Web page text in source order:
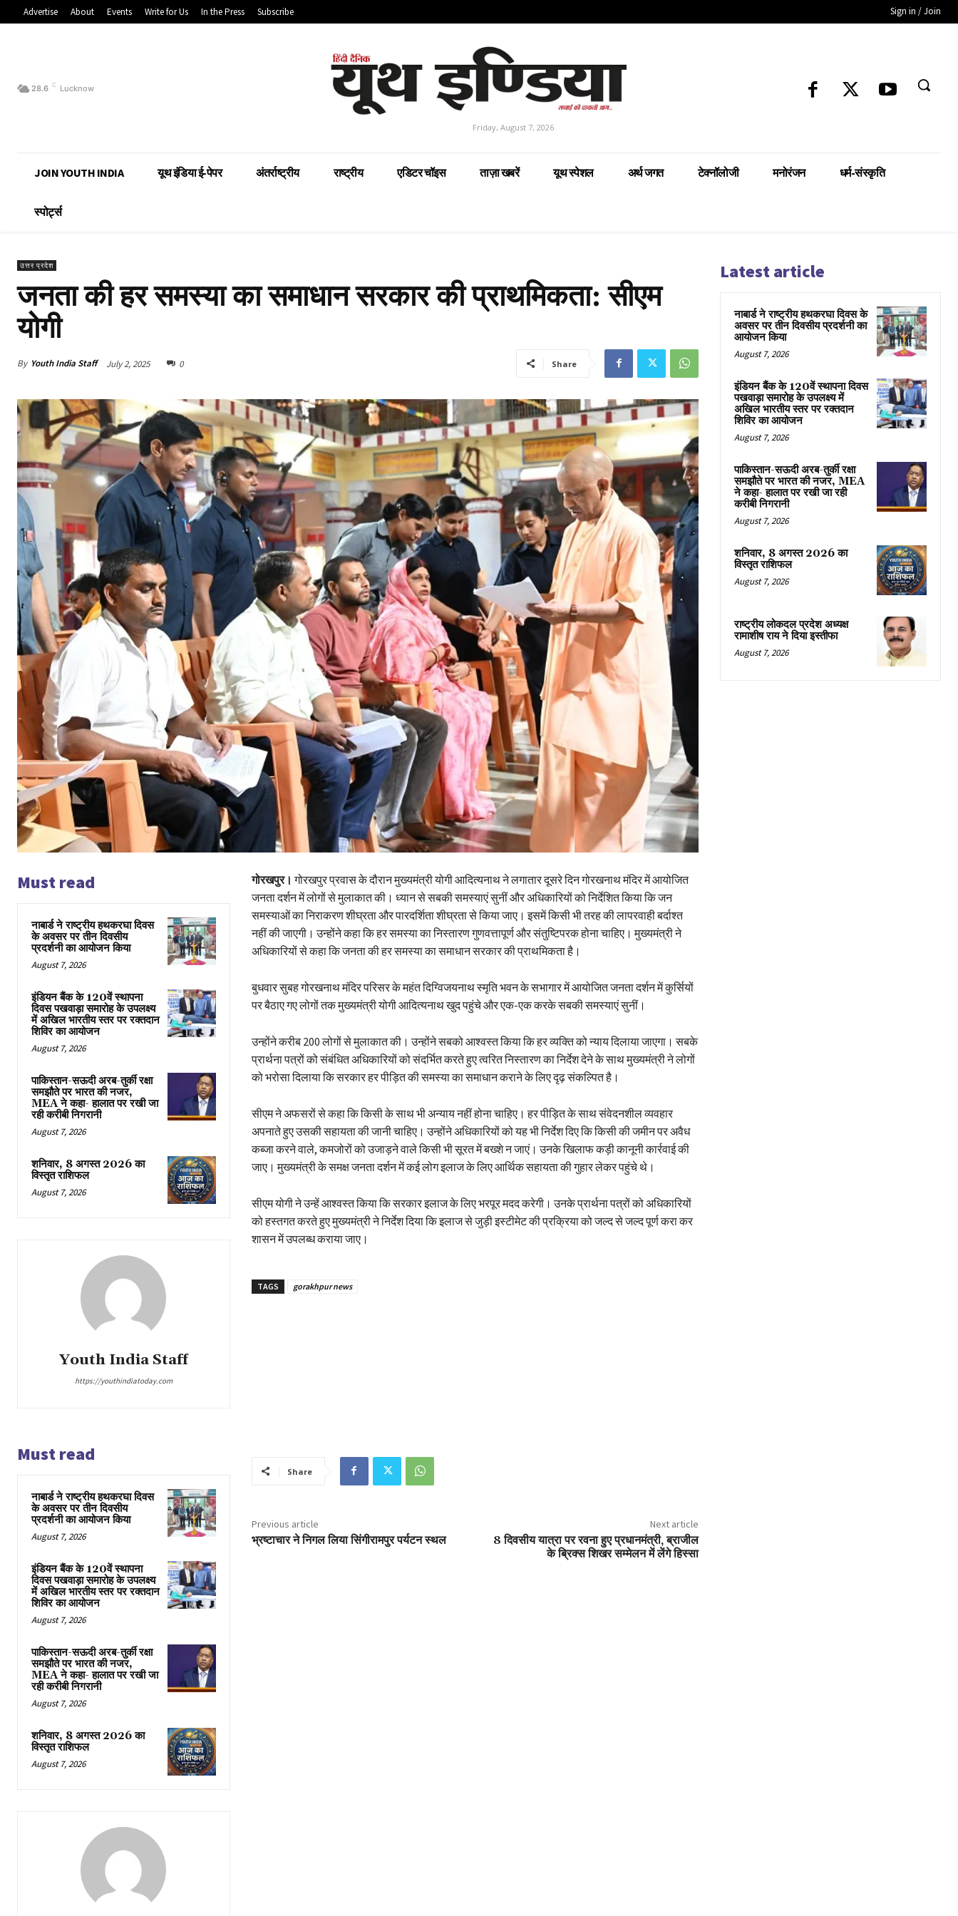
Advertise About Events Write for Us In the Press Subscribe Sign in / Join
28.6 C Lucknow
Friday, August 7, 2026
JOIN YOUTH INDIA यूथ इंडिया ई-पेपर अंतर्राष्ट्रीय राष्ट्रीय एडिटर चॉइस ताज़ा खबरें यूथ स्पेशल अर्थ जगत टेक्नॉलोजी मनोरंजन धर्म-संस्कृति
स्पोर्ट्स
उत्तर प्रदेश
जनता की हर समस्या का समाधान सरकार की प्राथमिकता: सीएम
योगी
By Youth India Staff July 2, 2025 0 Share
Must read
नाबार्ड ने राष्ट्रीय हथकरघा दिवस
के अवसर पर तीन दिवसीय
प्रदर्शनी का आयोजन किया
August 7, 2026
इंडियन बैंक के 120वें स्थापना
दिवस पखवाड़ा समारोह के उपलक्ष्य
में अखिल भारतीय स्तर पर रक्तदान
शिविर का आयोजन
August 7, 2026
पाकिस्तान-सऊदी अरब-तुर्की रक्षा
समझौते पर भारत की नजर,
MEA ने कहा- हालात पर रखी जा
रही करीबी निगरानी
August 7, 2026
शनिवार, 8 अगस्त 2026 का
विस्तृत राशिफल
August 7, 2026
Youth India Staff
https://youthindiatoday.com
गोरखपुर। गोरखपुर प्रवास के दौरान मुख्यमंत्री योगी आदित्यनाथ ने लगातार दूसरे दिन गोरखनाथ मंदिर में आयोजित
जनता दर्शन में लोगों से मुलाकात की। ध्यान से सबकी समस्याएं सुनीं और अधिकारियों को निर्देशित किया कि जन
समस्याओं का निराकरण शीघ्रता और पारदर्शिता शीघ्रता से किया जाए। इसमें किसी भी तरह की लापरवाही बर्दाश्त
नहीं की जाएगी। उन्होंने कहा कि हर समस्या का निस्तारण गुणवत्तापूर्ण और संतुष्टिपरक होना चाहिए। मुख्यमंत्री ने
अधिकारियों से कहा कि जनता की हर समस्या का समाधान सरकार की प्राथमिकता है।
बुधवार सुबह गोरखनाथ मंदिर परिसर के महंत दिग्विजयनाथ स्मृति भवन के सभागार में आयोजित जनता दर्शन में कुर्सियों
पर बैठाए गए लोगों तक मुख्यमंत्री योगी आदित्यनाथ खुद पहुंचे और एक-एक करके सबकी समस्याएं सुनीं।
उन्होंने करीब 200 लोगों से मुलाकात की। उन्होंने सबको आश्वस्त किया कि हर व्यक्ति को न्याय दिलाया जाएगा। सबके
प्रार्थना पत्रों को संबंधित अधिकारियों को संदर्भित करते हुए त्वरित निस्तारण का निर्देश देने के साथ मुख्यमंत्री ने लोगों
को भरोसा दिलाया कि सरकार हर पीड़ित की समस्या का समाधान कराने के लिए दृढ़ संकल्पित है।
सीएम ने अफसरों से कहा कि किसी के साथ भी अन्याय नहीं होना चाहिए। हर पीड़ित के साथ संवेदनशील व्यवहार
अपनाते हुए उसकी सहायता की जानी चाहिए। उन्होंने अधिकारियों को यह भी निर्देश दिए कि किसी की जमीन पर अवैध
कब्जा करने वाले, कमजोरों को उजाड़ने वाले किसी भी सूरत में बख्शे न जाएं। उनके खिलाफ कड़ी कानूनी कार्रवाई की
जाए। मुख्यमंत्री के समक्ष जनता दर्शन में कई लोग इलाज के लिए आर्थिक सहायता की गुहार लेकर पहुंचे थे।
सीएम योगी ने उन्हें आश्वस्त किया कि सरकार इलाज के लिए भरपूर मदद करेगी। उनके प्रार्थना पत्रों को अधिकारियों
को हस्तगत करते हुए मुख्यमंत्री ने निर्देश दिया कि इलाज से जुड़ी इस्टीमेट की प्रक्रिया को जल्द से जल्द पूर्ण करा कर
शासन में उपलब्ध कराया जाए।
TAGS gorakhpur news
Must read
नाबार्ड ने राष्ट्रीय हथकरघा दिवस
के अवसर पर तीन दिवसीय
प्रदर्शनी का आयोजन किया
August 7, 2026
इंडियन बैंक के 120वें स्थापना
दिवस पखवाड़ा समारोह के उपलक्ष्य
में अखिल भारतीय स्तर पर रक्तदान
शिविर का आयोजन
August 7, 2026
पाकिस्तान-सऊदी अरब-तुर्की रक्षा
समझौते पर भारत की नजर,
MEA ने कहा- हालात पर रखी जा
रही करीबी निगरानी
August 7, 2026
शनिवार, 8 अगस्त 2026 का
विस्तृत राशिफल
August 7, 2026
Share
Previous article
भ्रष्टाचार ने निगल लिया सिंगीरामपुर पर्यटन स्थल
Next article
8 दिवसीय यात्रा पर रवना हुए प्रधानमंत्री, ब्राजील
के ब्रिक्स शिखर सम्मेलन में लेंगे हिस्सा
Latest article
नाबार्ड ने राष्ट्रीय हथकरघा दिवस के
अवसर पर तीन दिवसीय प्रदर्शनी का
आयोजन किया
August 7, 2026
इंडियन बैंक के 120वें स्थापना दिवस
पखवाड़ा समारोह के उपलक्ष्य में
अखिल भारतीय स्तर पर रक्तदान
शिविर का आयोजन
August 7, 2026
पाकिस्तान-सऊदी अरब-तुर्की रक्षा
समझौते पर भारत की नजर, MEA
ने कहा- हालात पर रखी जा रही
करीबी निगरानी
August 7, 2026
शनिवार, 8 अगस्त 2026 का
विस्तृत राशिफल
August 7, 2026
राष्ट्रीय लोकदल प्रदेश अध्यक्ष
रामाशीष राय ने दिया इस्तीफा
August 7, 2026